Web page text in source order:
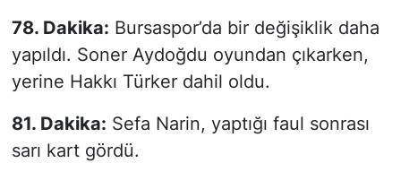
78. Dakika: Bursaspor’da bir değişiklik daha
yapıldı. Soner Aydoğdu oyundan çıkarken,
yerine Hakkı Türker dahil oldu.
81. Dakika: Sefa Narin, yaptığı faul sonrası
sarı kart gördü.